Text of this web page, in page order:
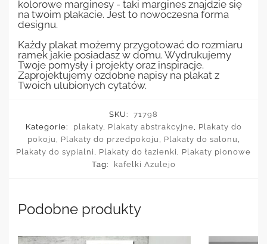
kolorowe marginesy - taki margines znajdzie się
na twoim plakacie. Jest to nowoczesna forma
designu.
Każdy plakat możemy przygotować do rozmiaru
ramek jakie posiadasz w domu. Wydrukujemy
Twoje pomysły i projekty oraz inspiracje.
Zaprojektujemy ozdobne napisy na plakat z
Twoich ulubionych cytatów.
SKU:
71798
Kategorie:
plakaty, Plakaty abstrakcyjne
Plakaty do
pokoju
Plakaty do przedpokoju Plakaty do salonu
Plakaty do sypialni
Plakaty do łazienki
Plakaty pionowe
Tag:
kafelki Azulejo
Podobne produkty